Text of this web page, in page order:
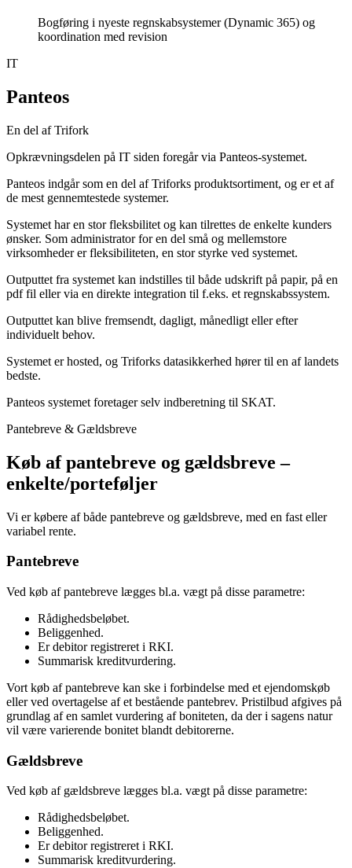
Bogføring i nyeste regnskabsystemer (Dynamic 365) og
koordination med revision
IT
Panteos
En del af Trifork
Opkrævningsdelen på IT siden foregår via Panteos-systemet.
Panteos indgår som en del af Triforks produktsortiment, og er et af
de mest gennemtestede systemer.
Systemet har en stor fleksbilitet og kan tilrettes de enkelte kunders
ønsker. Som administrator for en del små og mellemstore
virksomheder er fleksibiliteten, en stor styrke ved systemet.
Outputtet fra systemet kan indstilles til både udskrift på papir, på en
pdf fil eller via en direkte integration til f.eks. et regnskabssystem.
Outputtet kan blive fremsendt, dagligt, månedligt eller efter
individuelt behov.
Systemet er hosted, og Triforks datasikkerhed hører til en af landets
bedste.
Panteos systemet foretager selv indberetning til SKAT.
Pantebreve & Gældsbreve
Køb af pantebreve og gældsbreve –
enkelte/porteføljer
Vi er købere af både pantebreve og gældsbreve, med en fast eller
variabel rente.
Pantebreve
Ved køb af pantebreve lægges bl.a. vægt på disse parametre:
Rådighedsbeløbet.
Beliggenhed.
Er debitor registreret i RKI.
Summarisk kreditvurdering.
Vort køb af pantebreve kan ske i forbindelse med et ejendomskøb
eller ved overtagelse af et bestående pantebrev. Pristilbud afgives på
grundlag af en samlet vurdering af boniteten, da der i sagens natur
vil være varierende bonitet blandt debitorerne.
Gældsbreve
Ved køb af gældsbreve lægges bl.a. vægt på disse parametre:
Rådighedsbeløbet.
Beliggenhed.
Er debitor registreret i RKI.
Summarisk kreditvurdering.